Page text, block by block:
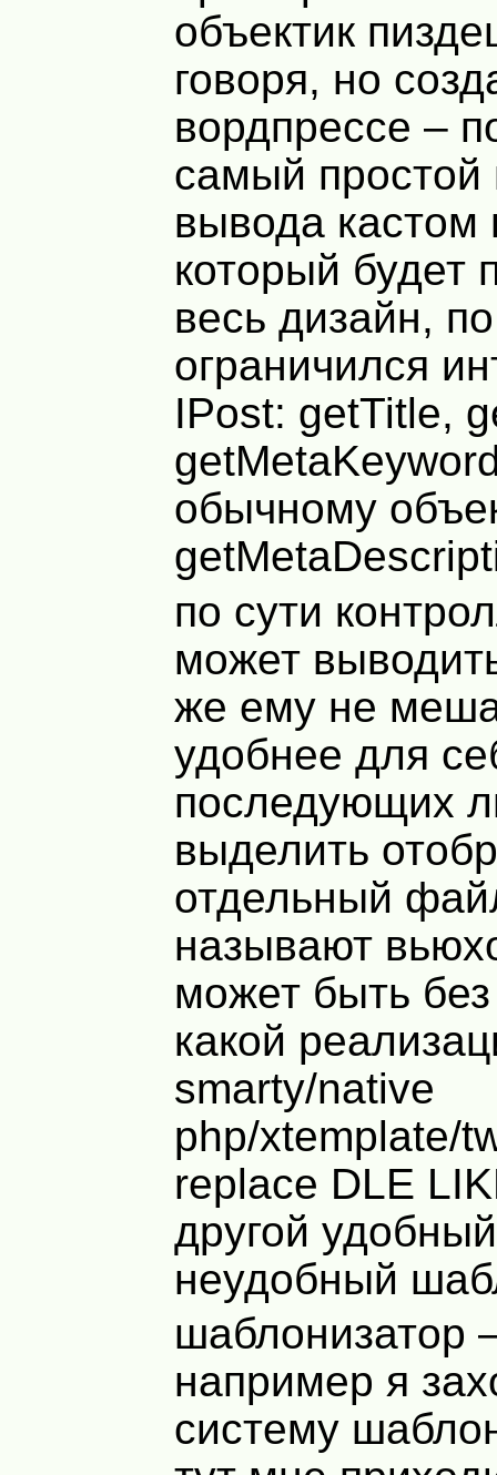
объектик
говоря, но
вордпрессе –
самый простой
вывода кастом
который будет
весь дизайн,
ограничился
IPost: getTitle,
обычному
по сути
может
же ему не
удобнее для
последующих
выделить
отдельный
называют
может быть
какой
smarty/native
php/xtemplate/
replace DLE
другой
неудобный
шаблонизатор
например я
систему